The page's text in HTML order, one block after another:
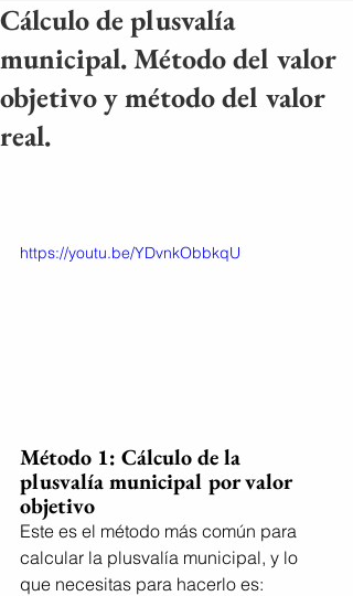
Cálculo de plusvalía
municipal. Método del valor
objetivo y método del valor
real.
https://youtu.be/YDvnkObbkqU
Método 1: Cálculo de la
plusvalía municipal por valor
objetivo
Este es el método más común para
calcular la plusvalía municipal, y lo
que necesitas para hacerlo es: